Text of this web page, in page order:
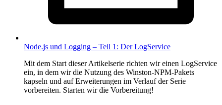
Node.js und Logging – Teil 1: Der LogService
Mit dem Start dieser Artikelserie richten wir einen LogService
ein, in dem wir die Nutzung des Winston-NPM-Pakets
kapseln und auf Erweiterungen im Verlauf der Serie
vorbereiten. Starten wir die Vorbereitung!